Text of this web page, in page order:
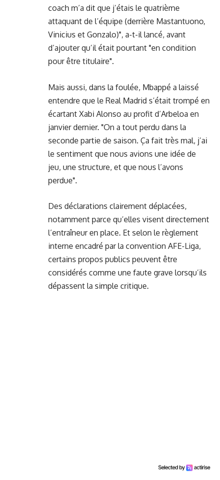
coach m’a dit que j’étais le quatrième
attaquant de l’équipe (derrière Mastantuono,
Vinicius et Gonzalo)", a-t-il lancé, avant
d’ajouter qu’il était pourtant "en condition
pour être titulaire".
Mais aussi, dans la foulée, Mbappé a laissé
entendre que le Real Madrid s’était trompé en
écartant Xabi Alonso au profit d’Arbeloa en
janvier dernier. "On a tout perdu dans la
seconde partie de saison. Ça fait très mal, j’ai
le sentiment que nous avions une idée de
jeu, une structure, et que nous l’avons
perdue".
Des déclarations clairement déplacées,
notamment parce qu’elles visent directement
l’entraîneur en place. Et selon le règlement
interne encadré par la convention AFE-Liga,
certains propos publics peuvent être
considérés comme une faute grave lorsqu’ils
dépassent la simple critique.